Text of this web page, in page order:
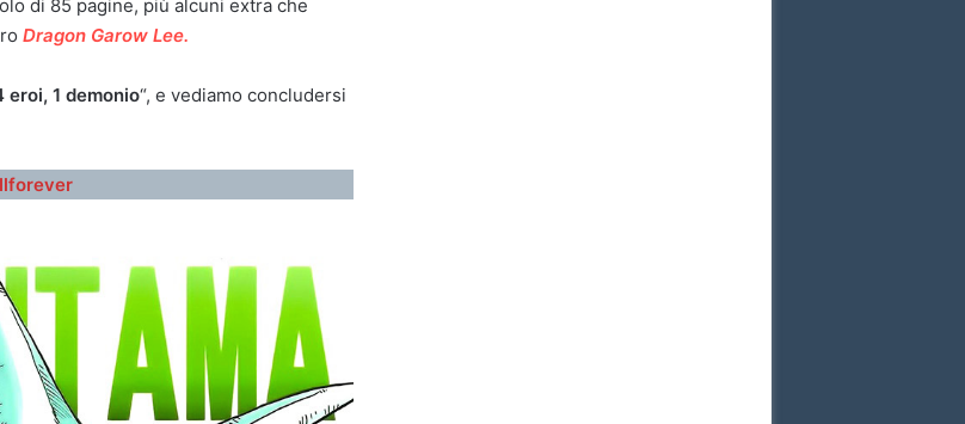
di 85 pagine, più alcuni extra che
Dragon Garow Lee.
eroi, 1 demonio“, e vediamo concludersi